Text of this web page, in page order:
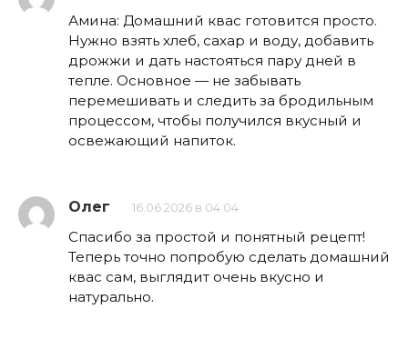
Амина: Домашний квас готовится просто.
Нужно взять хлеб, сахар и воду, добавить
дрожжи и дать настояться пару дней в
тепле. Основное — не забывать
перемешивать и следить за бродильным
процессом, чтобы получился вкусный и
освежающий напиток.
Олег 16.06.2026 в 04:04
Спасибо за простой и понятный рецепт!
Теперь точно попробую сделать домашний
квас сам, выглядит очень вкусно и
натурально.